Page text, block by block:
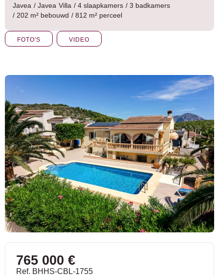
Javea / Javea Villa / 4 slaapkamers / 3 badkamers
/ 202 m² bebouwd / 812 m² perceel
FOTO'S VIDEO
765 000 €
Ref. BHHS-CBL-1755